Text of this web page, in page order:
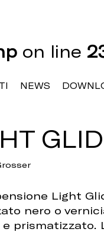
on line
NEWS
Light
nero o
prismatizzato.